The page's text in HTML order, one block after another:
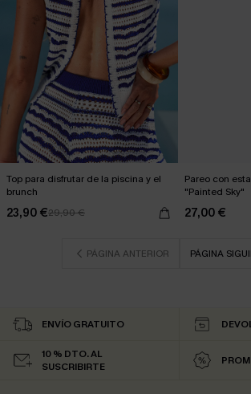
Top para disfrutar de la piscina y el
brunch
23,90 €29,90 €
Pareo con
"Painted Sky"
27,00 €
PÁGINA ANTERIOR PÁGINA
ENVÍO GRATUITO
10 % DTO. AL
SUSCRIBIRTE